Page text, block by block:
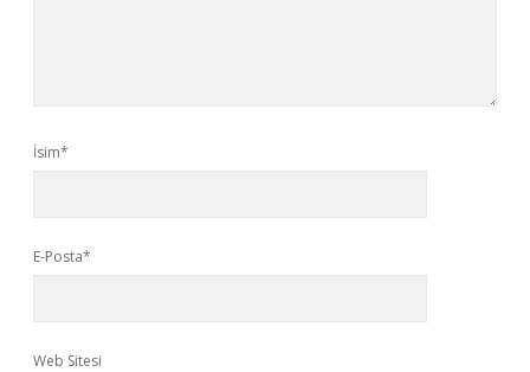
İsim*
E-Posta*
Web Sitesi